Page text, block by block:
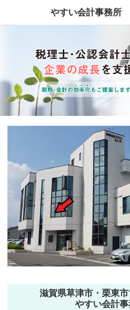
やすい会計事務所
滋賀県草津市・栗東
やすい会計